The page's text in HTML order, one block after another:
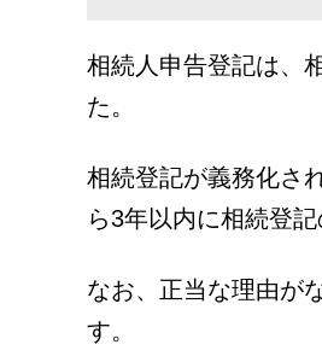
相続人申告登記は、
た。
相続登記が義務化さ
ら3年以内に相続登
なお、正当な理由が
す。